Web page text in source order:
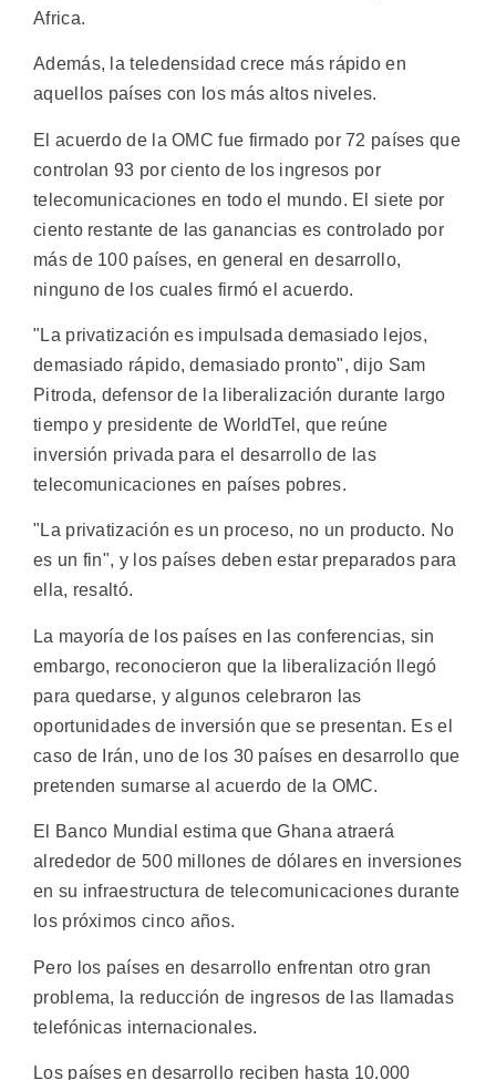
Africa.
Además, la teledensidad crece más rápido en
aquellos países con los más altos niveles.
El acuerdo de la OMC fue firmado por 72 países que
controlan 93 por ciento de los ingresos por
telecomunicaciones en todo el mundo. El siete por
ciento restante de las ganancias es controlado por
más de 100 países, en general en desarrollo,
ninguno de los cuales firmó el acuerdo.
"La privatización es impulsada demasiado lejos,
demasiado rápido, demasiado pronto", dijo Sam
Pitroda, defensor de la liberalización durante largo
tiempo y presidente de WorldTel, que reúne
inversión privada para el desarrollo de las
telecomunicaciones en países pobres.
"La privatización es un proceso, no un producto. No
es un fin", y los países deben estar preparados para
ella, resaltó.
La mayoría de los países en las conferencias, sin
embargo, reconocieron que la liberalización llegó
para quedarse, y algunos celebraron las
oportunidades de inversión que se presentan. Es el
caso de Irán, uno de los 30 países en desarrollo que
pretenden sumarse al acuerdo de la OMC.
El Banco Mundial estima que Ghana atraerá
alrededor de 500 millones de dólares en inversiones
en su infraestructura de telecomunicaciones durante
los próximos cinco años.
Pero los países en desarrollo enfrentan otro gran
problema, la reducción de ingresos de las llamadas
telefónicas internacionales.
Los países en desarrollo reciben hasta 10.000